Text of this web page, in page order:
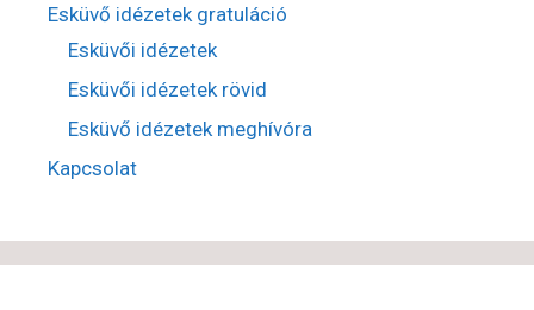
Esküvő idézetek gratuláció
Esküvői idézetek
Esküvői idézetek rövid
Esküvő idézetek meghívóra
Kapcsolat